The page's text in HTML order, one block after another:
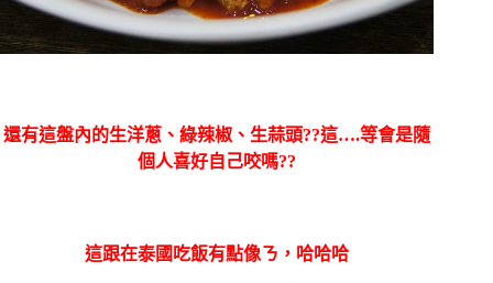
還有這盤內的生洋蔥、綠辣椒、生蒜頭??這….等會是隨
個人喜好自己咬嗎??
這跟在泰國吃飯有點像ㄋ，哈哈哈